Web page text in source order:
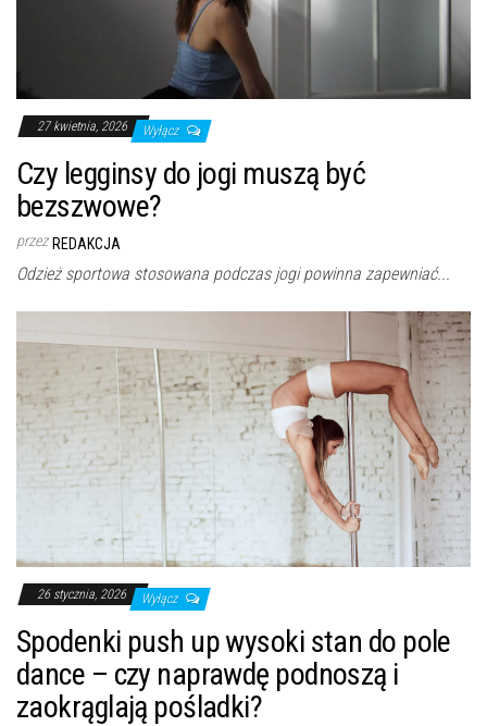
27 kwietnia, 2026 Wyłącz
Czy legginsy do jogi muszą być
bezszwowe?
przez REDAKCJA
Odzież sportowa stosowana podczas jogi powinna zapewniać...
26 stycznia, 2026 Wyłącz
Spodenki push up wysoki stan do pole
dance – czy naprawdę podnoszą i
zaokrąglają pośladki?